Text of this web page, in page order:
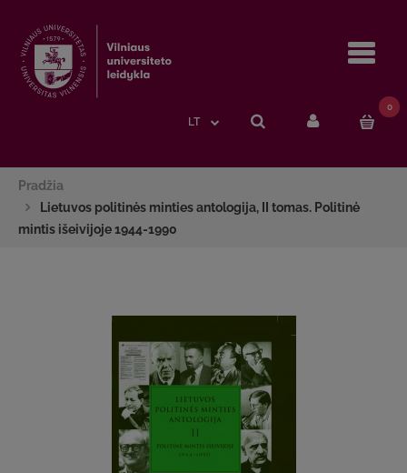
LT
0
Pradžia
Lietuvos politinės minties antologija, II tomas. Politinė
mintis išeivijoje 1944-1990